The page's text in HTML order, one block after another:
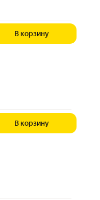
В корзину
В корзину